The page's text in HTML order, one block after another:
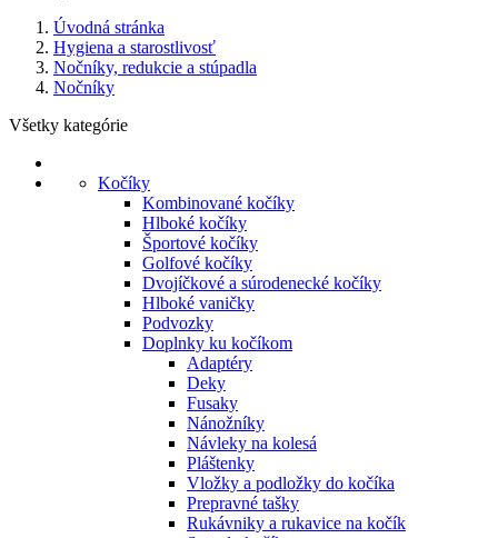
Úvodná stránka
Hygiena a starostlivosť
Nočníky, redukcie a stúpadla
Nočníky
Všetky kategórie
Kočíky
Kombinované kočíky
Hlboké kočíky
Športové kočíky
Golfové kočíky
Dvojíčkové a súrodenecké kočíky
Hlboké vaničky
Podvozky
Doplnky ku kočíkom
Adaptéry
Deky
Fusaky
Nánožníky
Návleky na kolesá
Pláštenky
Vložky a podložky do kočíka
Prepravné tašky
Rukávniky a rukavice na kočík